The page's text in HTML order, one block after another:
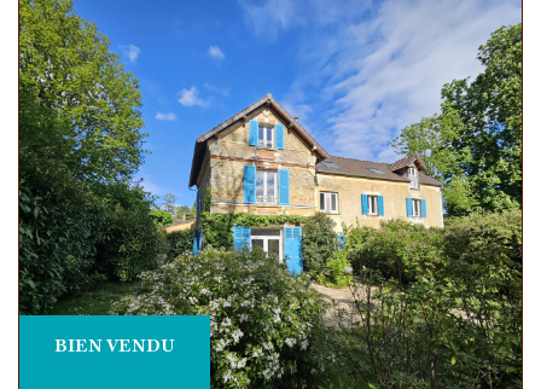
BIEN VENDU